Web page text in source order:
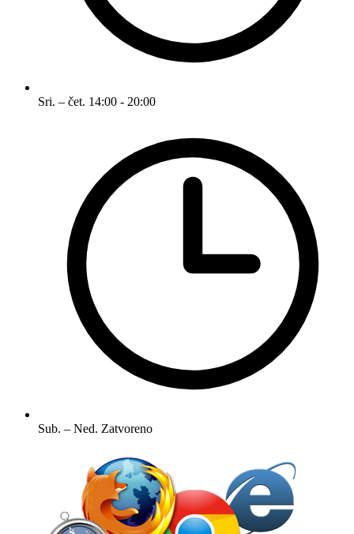
Sri. – čet. 14:00 - 20:00
Sub. – Ned. Zatvoreno